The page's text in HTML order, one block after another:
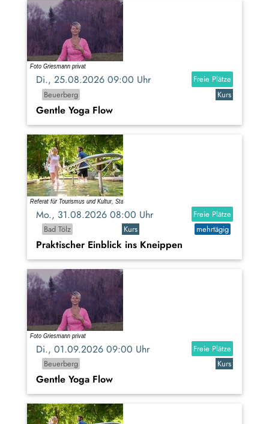
Di., 25.08.2026 09:00 Uhr
Freie Plätze
Beuerberg
Kurs
Gentle Yoga Flow
Mo., 31.08.2026 08:00 Uhr
Freie Plätze
Bad Tölz
Kurs mehrtägig
Praktischer Einblick ins Kneippen
Di., 01.09.2026 09:00 Uhr
Freie Plätze
Beuerberg
Kurs
Gentle Yoga Flow